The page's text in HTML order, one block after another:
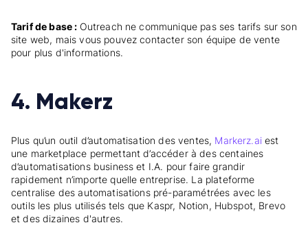
Tarif de base : Outreach ne communique pas ses tarifs sur son
site web, mais vous pouvez contacter son équipe de vente
pour plus d'informations.
4. Makerz
Plus qu’un outil d’automatisation des ventes, Markerz.aiest
une marketplace permettant d’accéder à des centaines
d’automatisations business et I.A. pour faire grandir
rapidement n’importe quelle entreprise. La plateforme
centralise des automatisations pré-paramétrées avec les
outils les plus utilisés tels que Kaspr, Notion, Hubspot, Brevo
et des dizaines d'autres.